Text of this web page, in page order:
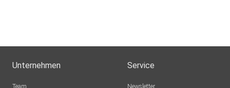
Unternehmen
Team
Service
Newsletter